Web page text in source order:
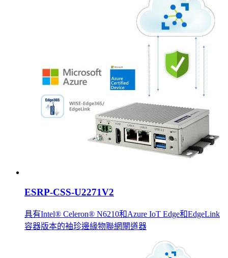
ESRP-CSS-U2271V2
具有Intel® Celeron® N6210和Azure IoT Edge和EdgeLink
容器版本的袖珍邊緣物聯網閘道器